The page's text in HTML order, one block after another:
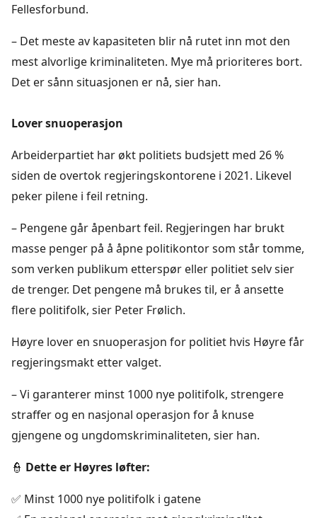
Fellesforbund.
– Det meste av kapasiteten blir nå rutet inn mot den
mest alvorlige kriminaliteten. Mye må prioriteres bort.
Det er sånn situasjonen er nå, sier han.
Lover snuoperasjon
Arbeiderpartiet har økt politiets budsjett med 26 %
siden de overtok regjeringskontorene i 2021. Likevel
peker pilene i feil retning.
– Pengene går åpenbart feil. Regjeringen har brukt
masse penger på å åpne politikontor som står tomme,
som verken publikum etterspør eller politiet selv sier
de trenger. Det pengene må brukes til, er å ansette
flere politifolk, sier Peter Frølich.
Høyre lover en snuoperasjon for politiet hvis Høyre får
regjeringsmakt etter valget.
– Vi garanterer minst 1000 nye politifolk, strengere
straffer og en nasjonal operasjon for å knuse
gjengene og ungdomskriminaliteten, sier han.
👮 Dette er Høyres løfter:
✅ Minst 1000 nye politifolk i gatene